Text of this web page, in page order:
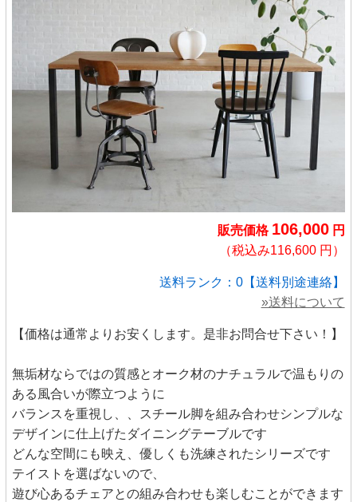
販売価格 106,000円
（税込み116,600 円）
送料ランク：0【送料別途連絡】
»送料について
【価格は通常よりお安くします。是非お問合せ下さい！】
無垢材ならではの質感とオーク材のナチュラルで温もりの
ある風合いが際立つように
バランスを重視し、、スチール脚を組み合わせシンプルな
デザインに仕上げたダイニングテーブルです
どんな空間にも映え、優しくも洗練されたシリーズです
テイストを選ばないので、
遊び心あるチェアとの組み合わせも楽しむことができます